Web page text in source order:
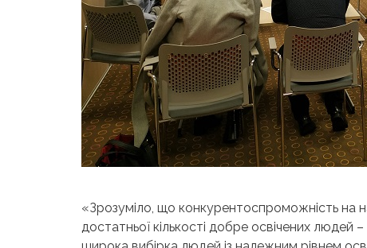
«Зрозуміло, що конкурентоспроможність на
достатньої кількості добре освічених людей